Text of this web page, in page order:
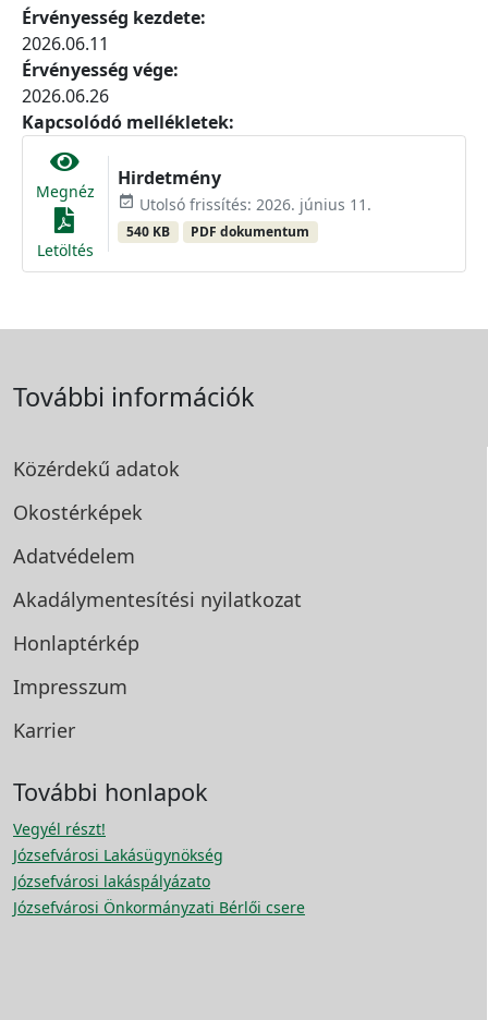
Érvényesség kezdete:
2026.06.11
Érvényesség vége:
2026.06.26
Kapcsolódó mellékletek:
Megnéz
Letöltés
Hirdetmény
event_available Utolsó frissítés: 2026. június 11.
540 KB PDF dokumentum
További információk
Közérdekű adatok
Okostérképek
Adatvédelem
Akadálymentesítési nyilatkozat
Honlaptérkép
Impresszum
Karrier
További honlapok
Vegyél részt!
Józsefvárosi Lakásügynökség
Józsefvárosi lakáspályázato
Józsefvárosi Önkormányzati Bérlői csere